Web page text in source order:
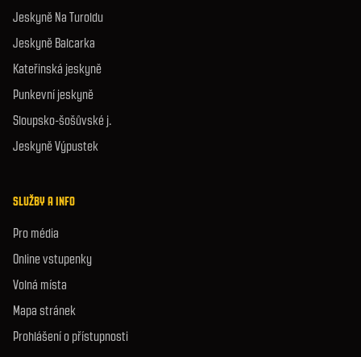
Jeskyně Na Turoldu
Jeskyně Balcarka
Kateřinská jeskyně
Punkevní jeskyně
Sloupsko-šošůvské j.
Jeskyně Výpustek
SLUŽBY A INFO
Pro média
Online vstupenky
Volná místa
Mapa stránek
Prohlášení o přístupnosti